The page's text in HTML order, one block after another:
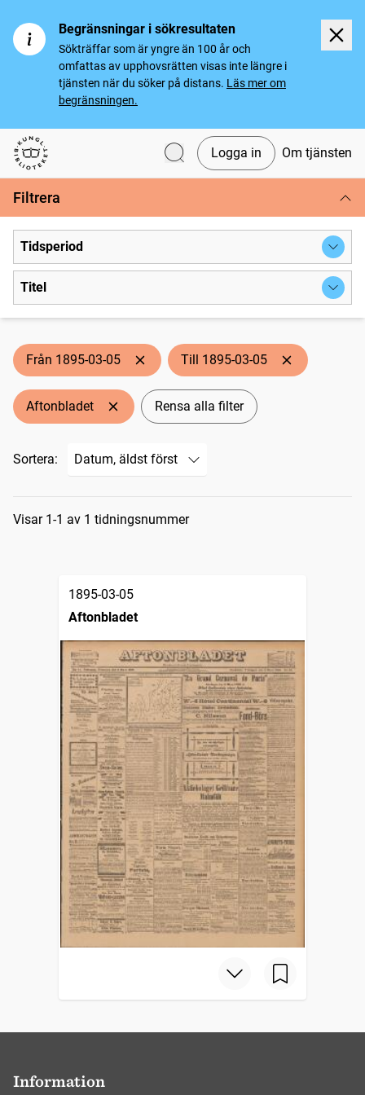
Begränsningar i sökresultaten
Sökträffar som är yngre än 100 år och
omfattas av upphovsrätten visas inte längre i
tjänsten när du söker på distans. Läs mer om
begränsningen.
Svenska tidningar
Logga in Om tjänsten
Filtrera
Tidsperiod
Titel
Från 1895-03-05 Till 1895-03-05
Aftonbladet Rensa alla filter
Sortera:
Sökresultat
Visar 1-1 av 1 tidningsnummer
1895-03-05
Aftonbladet
Information